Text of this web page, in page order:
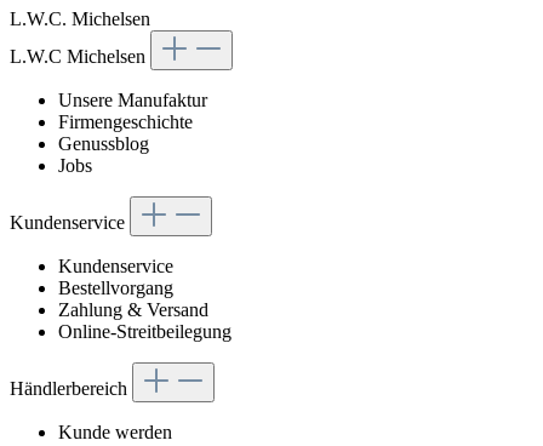
L.W.C. Michelsen
L.W.C Michelsen
Unsere Manufaktur
Firmengeschichte
Genussblog
Jobs
Kundenservice
Kundenservice
Bestellvorgang
Zahlung & Versand
Online-Streitbeilegung
Händlerbereich
Kunde werden